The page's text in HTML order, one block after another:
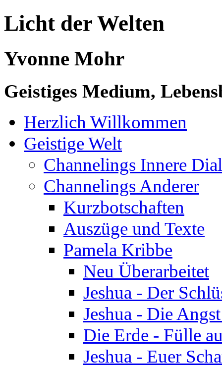
Licht der Welten
Yvonne Mohr
Geistiges Medium,
Herzlich Willkommen
Geistige Welt
Channelings Innere
Channelings Anderer
Kurzbotschaften
Auszüge und Texte
Pamela Kribbe
Neu Überarbeitet
Jeshua - Der
Jeshua - Die
Die Erde - Fülle
Jeshua - Euer